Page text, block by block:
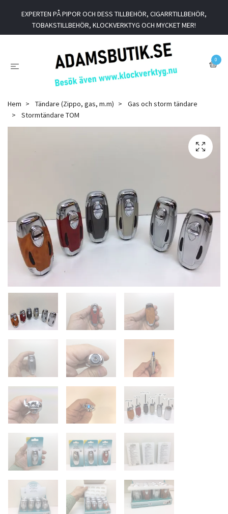
EXPERTEN PÅ PIPOR OCH DESS TILLBEHÖR, CIGARRTILLBEHÖR,
TOBAKSTILLBEHÖR, KLOCKVERKTYG OCH MYCKET MER!
0
Hem Tändare (Zippo, gas, m.m)
Gas och storm tändare
Stormtändare TOM